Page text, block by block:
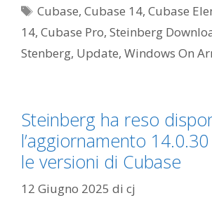
Tag
Cubase,Cubase 14,Cubase
14, Cubase Pro, Steinberg
Stenberg, Update, Windows On
Steinberg ha reso
l’aggiornamento
le versioni di Cubase
12 Giugno 2025 di cj